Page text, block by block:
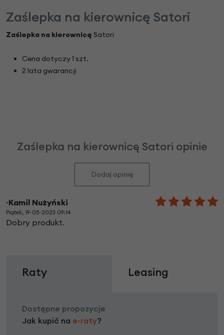
Zaślepka na kierownicę Satori
Zaślepka na kierownicę Satori
Cena dotyczy 1 szt.
2 lata gwarancji
Zaślepka na kierownicę Satori opinie
Dodaj opinię
~Kamil Nużyński
Piątek, 19-05-2023 09:14
Dobry produkt.
Raty Leasing
Dostępne propozycje
Jak kupić na e-raty?